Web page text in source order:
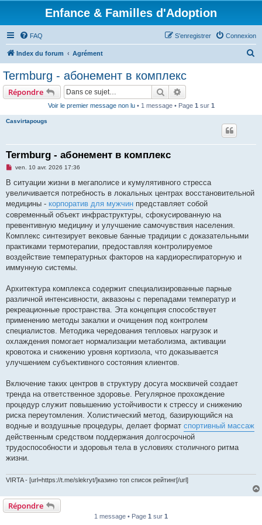
Enfance & Familles d'Adoption
FAQ Connexion
S’enregistrer
Index du forum Agrément
Termburg - абонемент в комплекс
Répondre Rechercher
Voir le premier message non lu• 1 message • Page 1 sur 1
Casvirtapougs
Termburg - абонемент в комплекс
M
s
a
g
e
n
o
n
l
u
ven. 10 avr. 2026 17:36
В ситуации жизни в мегаполисе и кумулятивного стресса
увеличивается потребность в локальных центрах восстановительной
медицины - корпоратив для мужчин представляет собой
современный объект инфраструктуры, сфокусированную на
превентивную медицину и улучшение самочувствия населения.
Комплекс синтезирует вековые банные традиции с доказательными
практиками термотерапии, предоставляя контролируемое
воздействие температурных факторов на кардиореспираторную и
иммунную системы.
Архитектура комплекса содержит специализированные парные
различной интенсивности, аквазоны с перепадами температур и
рекреационные пространства. Эта концепция способствует
применению методы закалки и очищения под контролем
специалистов. Методика чередования тепловых нагрузок и
охлаждения помогает нормализации метаболизма, активации
кровотока и снижению уровня кортизола, что доказывается
улучшением субъективного состояния клиентов.
Включение таких центров в структуру досуга москвичей создает
тренда на ответственное здоровье. Регулярное прохождение
процедур служит повышению устойчивости к стрессу и снижению
риска переутомления. Холистический метод, базирующийся на
водные и воздушные процедуры, делает формат спортивный массаж
действенным средством поддержания долгосрочной
трудоспособности и здоровья тела в условиях столичного ритма
жизни.
VIRTA - [url=https://t.me/slekryt/]казино топ список рейтинг[/url]
Répondre
1 message • Page 1 sur 1